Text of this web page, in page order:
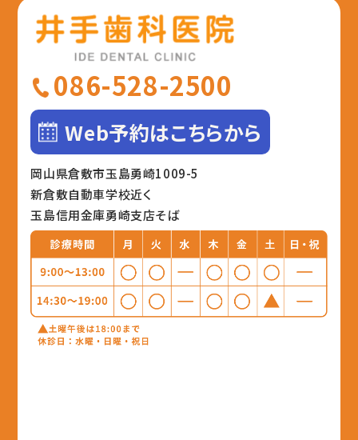
086-528-2500
Web予約はこちらから
岡山県倉敷市玉島勇崎1009-5
新倉敷自動車学校近く
玉島信用金庫勇崎支店そば